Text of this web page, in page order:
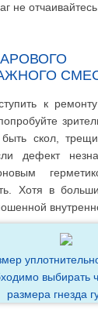
не
к
скол,
дефект
Хотя в
выбирать
размера гнезда